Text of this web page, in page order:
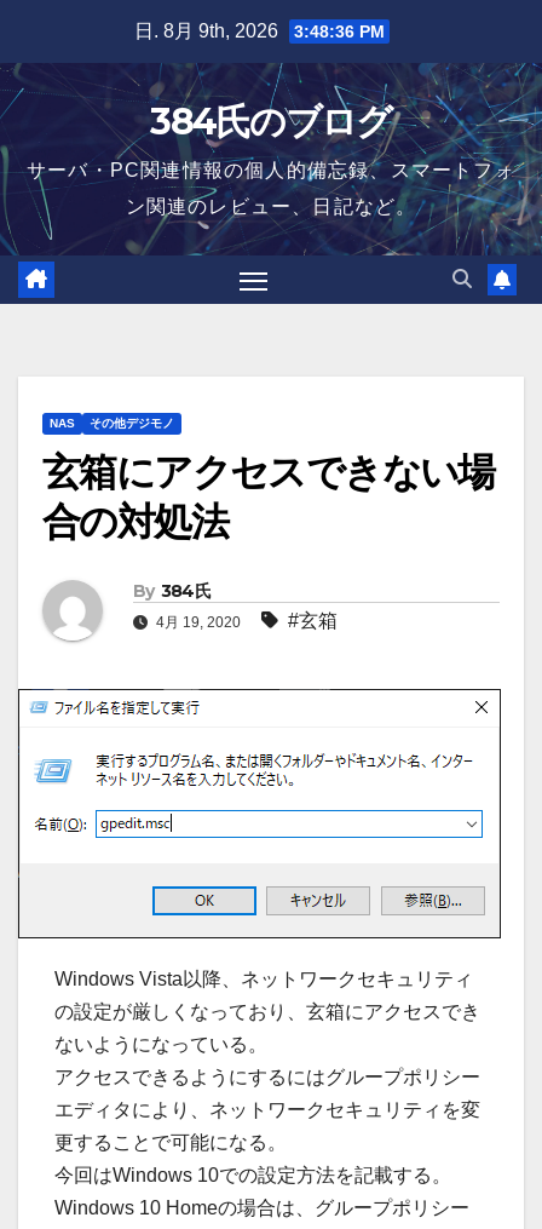
content
日. 8月 9th, 2026 3:48:37 PM
384氏のブログ
サーバ・PC関連情報の個人的備忘録、スマートフォ
ン関連のレビュー、日記など。
NAS その他デジモノ
玄箱にアクセスできない場
合の対処法
By 384氏
4月 19, 2020 #玄箱
Windows Vista以降、ネットワークセキュリティ
の設定が厳しくなっており、玄箱にアクセスでき
ないようになっている。
アクセスできるようにするにはグループポリシー
エディタにより、ネットワークセキュリティを変
更することで可能になる。
今回はWindows 10での設定方法を記載する。
Windows 10 Homeの場合は、グループポリシー